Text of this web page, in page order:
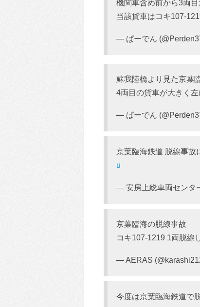
機関車含め前から3両
当該貨車はコキ107-
— ぱーでん
蘇我陸橋より見た京葉
4両目の貨車が大きく
— ぱーでん
京葉臨海鉄道 脱線事故
u
— 安房上総車両センタ
京葉臨海の脱線事故
コキ107-1219 1両脱線
— AERAS
今度は京葉臨海鉄道で